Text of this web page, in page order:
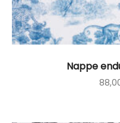
Nappe